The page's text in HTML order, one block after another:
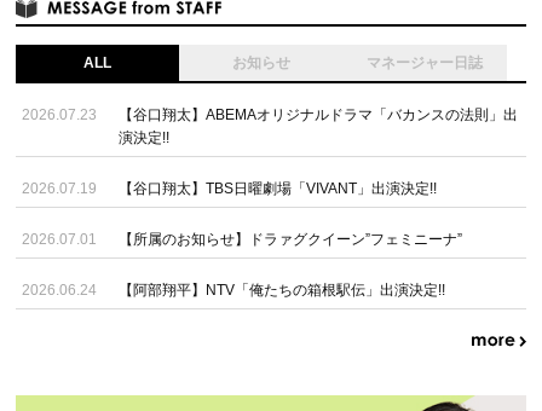
ALL お知らせ マネージャー日誌
2026.07.23
【谷口翔太】ABEMAオリジナルドラマ「バカンスの法則」出
演決定!!
2026.07.19 【谷口翔太】TBS日曜劇場「VIVANT」出演決定!!
2026.07.01 【所属のお知らせ】ドラァグクイーン”フェミニーナ”
2026.06.24 【阿部翔平】NTV「俺たちの箱根駅伝」出演決定!!